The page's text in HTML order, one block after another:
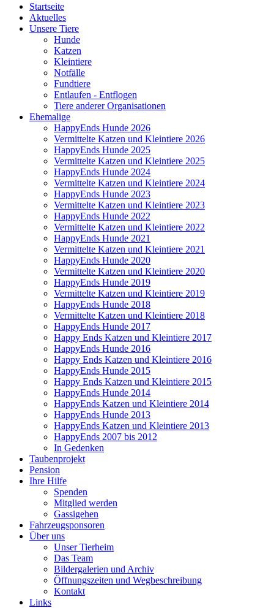
Startseite
Aktuelles
Unsere Tiere
Hunde
Katzen
Kleintiere
Notfälle
Fundtiere
Entlaufen - Entflogen
Tiere anderer Organisationen
Ehemalige
HappyEnds Hunde 2026
Vermittelte Katzen und Kleintiere 2026
HappyEnds Hunde 2025
Vermittelte Katzen und Kleintiere 2025
HappyEnds Hunde 2024
Vermittelte Katzen und Kleintiere 2024
HappyEnds Hunde 2023
Vermittelte Katzen und Kleintiere 2023
HappyEnds Hunde 2022
Vermittelte Katzen und Kleintiere 2022
HappyEnds Hunde 2021
Vermittelte Katzen und Kleintiere 2021
HappyEnds Hunde 2020
Vermittelte Katzen und Kleintiere 2020
HappyEnds Hunde 2019
Vermittelte Katzen und Kleintiere 2019
HappyEnds Hunde 2018
Vermittelte Katzen und Kleintiere 2018
HappyEnds Hunde 2017
Happy Ends Katzen und Kleintiere 2017
HappyEnds Hunde 2016
Happy Ends Katzen und Kleintiere 2016
HappyEnds Hunde 2015
Happy Ends Katzen und Kleintiere 2015
HappyEnds Hunde 2014
HappyEnds Katzen und Kleintiere 2014
HappyEnds Hunde 2013
HappyEnds Katzen und Kleintiere 2013
HappyEnds 2007 bis 2012
In Gedenken
Taubenprojekt
Pension
Ihre Hilfe
Spenden
Mitglied werden
Gassigehen
Fahrzeugsponsoren
Über uns
Unser Tierheim
Das Team
Bildergalerien und Archiv
Öffnungszeiten und Wegbeschreibung
Kontakt
Links